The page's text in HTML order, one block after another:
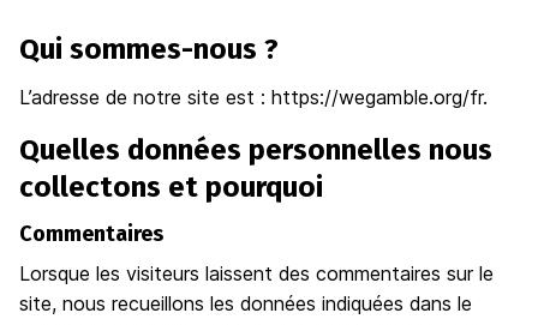
Qui sommes-nous ?
L’adresse de notre site est : https://wegamble.org/fr.
Quelles données personnelles nous
collectons et pourquoi
Commentaires
Lorsque les visiteurs laissent des commentaires sur le
site, nous recueillons les données indiquées dans le